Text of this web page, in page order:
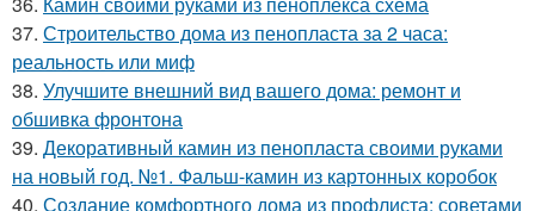
37. Строительство дома из пенопласта за 2 часа:
реальность или миф
38. Улучшите внешний вид вашего дома: ремонт и
обшивка фронтона
39. Декоративный камин из пенопласта своими руками
на новый год. №1. Фальш-камин из картонных коробок
40. Создание комфортного дома из профлиста: советами